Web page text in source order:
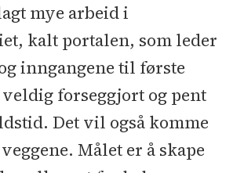
mye arbeid i
kalt portalen, som leder
inngangene til første
veldig forseggjort og pent
Det vil også komme
Målet er å skape